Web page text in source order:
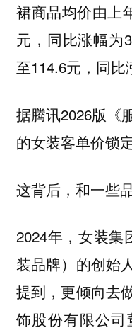
裙商品均价由上
元，同比涨幅为
至114.6元，同比
据腾讯2026版《
的女装客单价锁
这背后，和一些
2024年，女装集
装品牌）的创始
提到，更倾向去
饰股份有限公